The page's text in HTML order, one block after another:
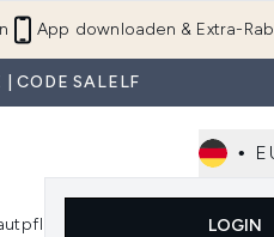
App downloaden & Extra-
CODE SALELF
•
LOGIN
Parfum